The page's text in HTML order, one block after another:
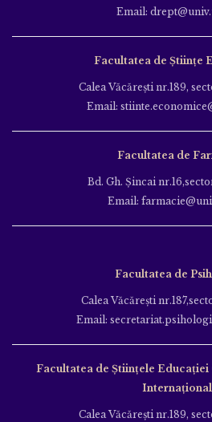
Email:
Facultatea de Științe
Calea Văcăreşti nr.189,
Email:
Facultatea de
Bd. Gh. Şincai
Email:
Facultatea de
Calea Văcăreşti
Email:
Facultatea de Ştiinţele Educației
Calea Văcăreşti nr.189,